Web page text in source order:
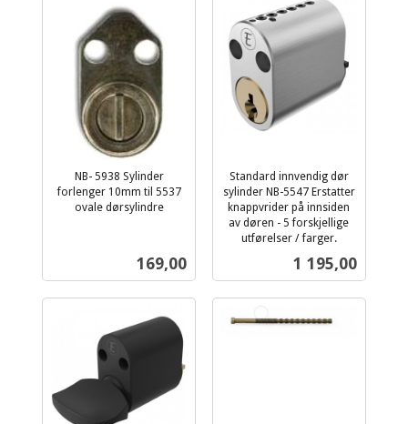
NB- 5938 Sylinder
forlenger 10mm til 5537
ovale dørsylindre
Pris
169,00
Standard innvendig dør
sylinder NB-5547 Erstatter
knappvrider på innsiden
av døren - 5 forskjellige
utførelser / farger.
Pris
1 195,00